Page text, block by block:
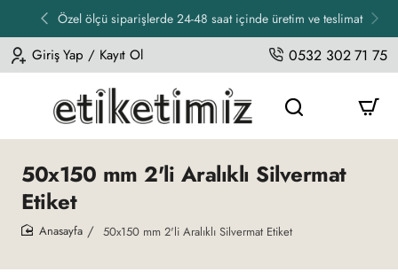
Özel ölçü siparişlerde 24-48 saat içinde üretim ve teslimat
Giriş Yap / Kayıt Ol 0532 302 71 75
50x150 mm 2'li Aralıklı Silvermat
Etiket
50x150 mm 2'li Aralıklı Silvermat Etiket